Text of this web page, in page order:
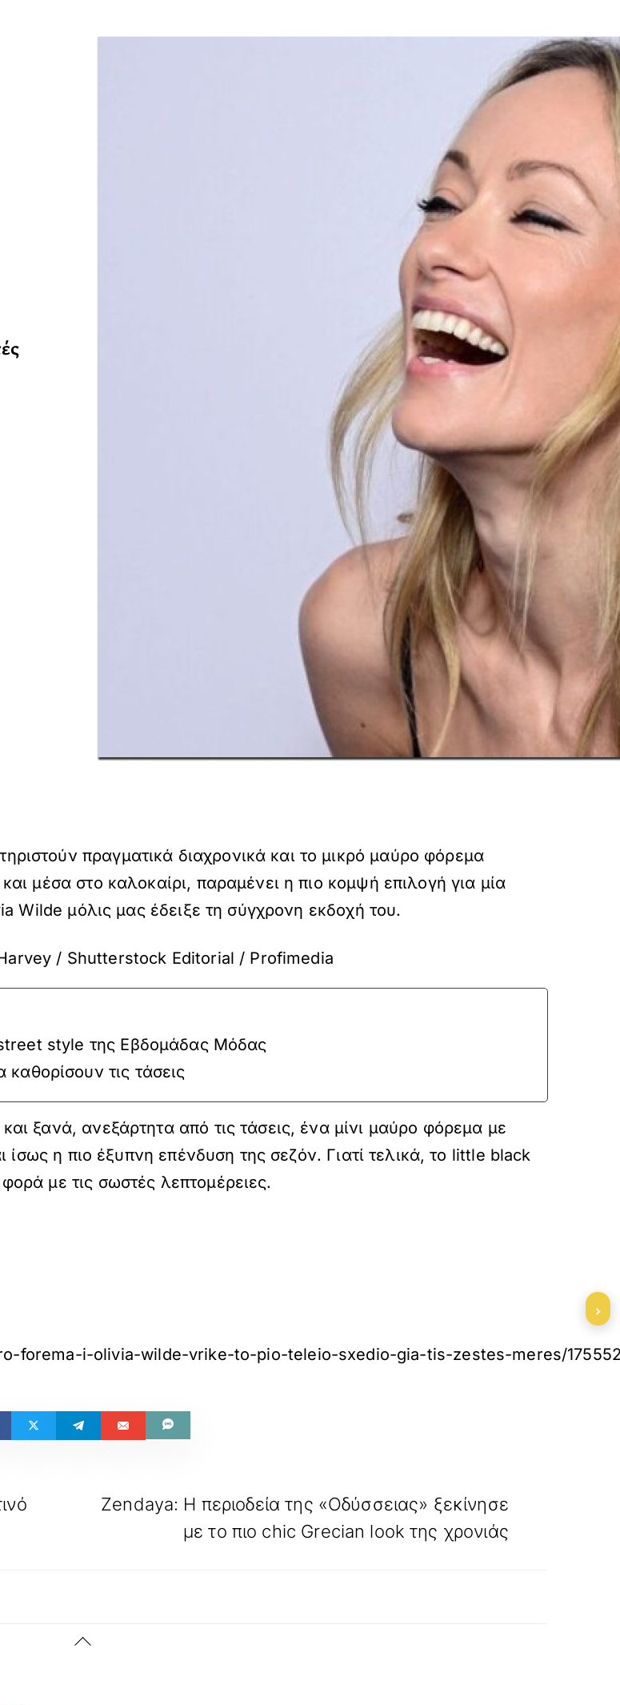
πραγματικά διαχρονικά και το μικρό μαύρο φόρεμα
μέσα στο καλοκαίρι, παραμένει η πιο κομψή επιλογή για μία
Wilde μόλις μας έδειξε τη σύγχρονη εκδοχή του.
/ Shutterstock Editorial / Profimedia
style της Εβδομάδας Μόδας
τις τάσεις
ξανά, ανεξάρτητα από τις τάσεις, ένα μίνι μαύρο φόρεμα με
ίσως η πιο έξυπνη επένδυση της σεζόν. Γιατί τελικά, το little black
με τις σωστές λεπτομέρειες.
forema-i-olivia-wilde-vrike-to-pio-teleio-sxedio-gia-tis-zestes-meres/
Zendaya: Η περιοδεία της «Οδύσσειας» ξεκίνησε
με το πιο chic Grecian look της χρονιάς
Back
›